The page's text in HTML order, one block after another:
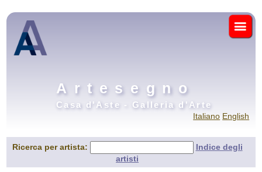
Artesegno
Casa d'Aste - Galleria d'Arte
Italiano English
Ricerca per artista:
Indice degli
artisti